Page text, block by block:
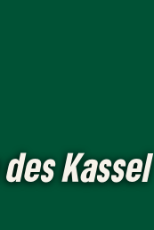
Kassel